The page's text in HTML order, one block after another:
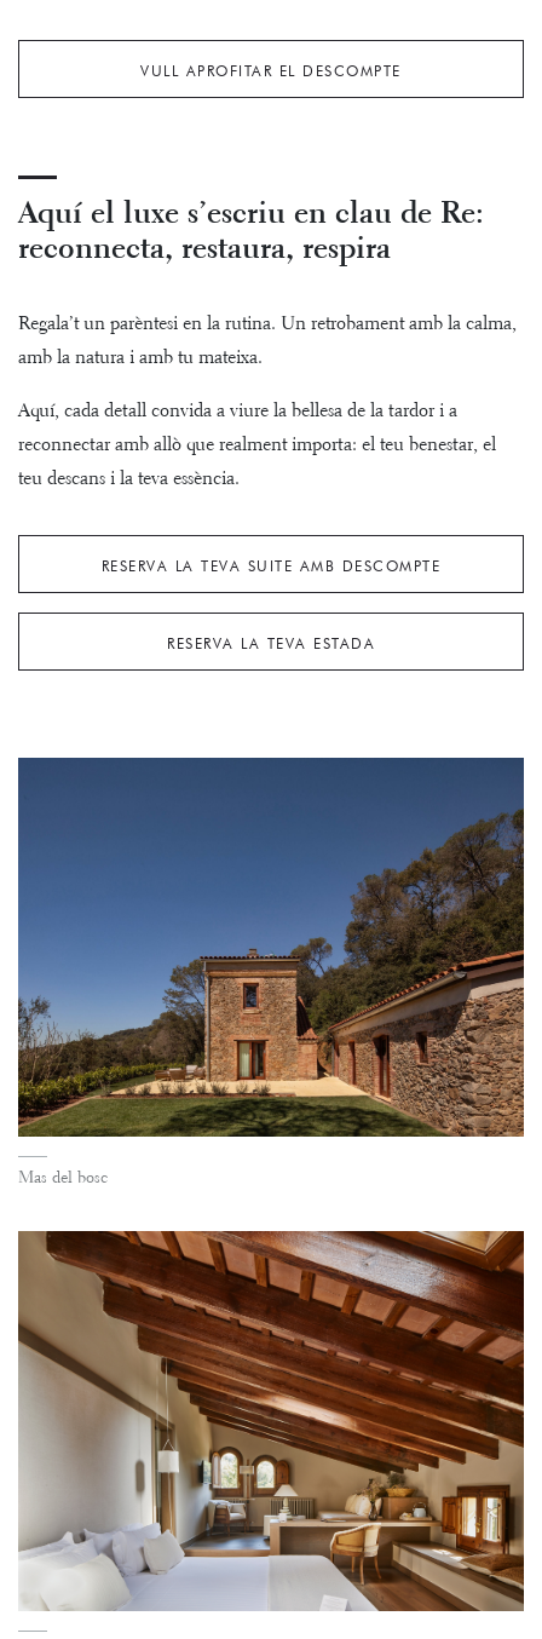
VULL APROFITAR EL DESCOMPTE
Aquí el luxe s’escriu en clau de Re:
reconnecta, restaura, respira
Regala’t un parèntesi en la rutina. Un retrobament amb la calma,
amb la natura i amb tu mateixa.
Aquí, cada detall convida a viure la bellesa de la tardor i a
reconnectar amb allò que realment importa: el teu benestar, el
teu descans i la teva essència.
RESERVA LA TEVA SUITE AMB DESCOMPTE
RESERVA LA TEVA ESTADA
Mas del bosc